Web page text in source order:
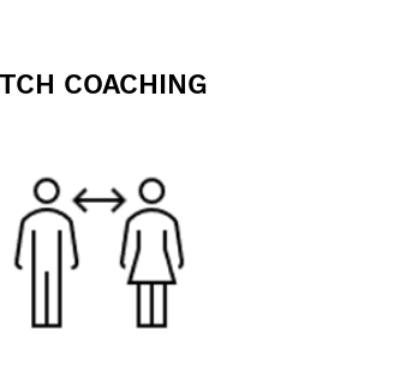
COACHING